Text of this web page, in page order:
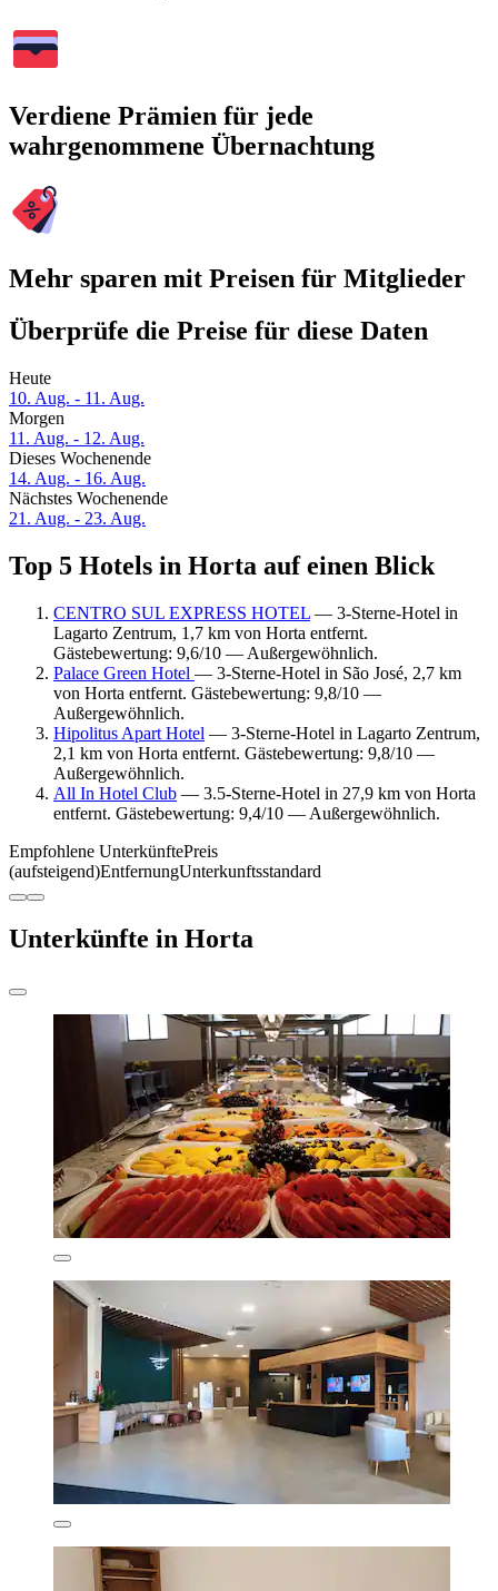
Verdiene Prämien für jede
wahrgenommene Übernachtung
Mehr sparen mit Preisen für Mitglieder
Überprüfe die Preise für diese Daten
Heute
10. Aug. - 11. Aug.
Morgen
11. Aug. - 12. Aug.
Dieses Wochenende
14. Aug. - 16. Aug.
Nächstes Wochenende
21. Aug. - 23. Aug.
Top 5 Hotels in Horta auf einen Blick
CENTRO SUL EXPRESS HOTEL — 3-Sterne-Hotel in
Lagarto Zentrum, 1,7 km von Horta entfernt.
Gästebewertung: 9,6/10 — Außergewöhnlich.
Palace Green Hotel — 3-Sterne-Hotel in São José, 2,7 km
von Horta entfernt. Gästebewertung: 9,8/10 —
Außergewöhnlich.
Hipolitus Apart Hotel — 3-Sterne-Hotel in Lagarto Zentrum,
2,1 km von Horta entfernt. Gästebewertung: 9,8/10 —
Außergewöhnlich.
All In Hotel Club — 3.5-Sterne-Hotel in 27,9 km von Horta
entfernt. Gästebewertung: 9,4/10 — Außergewöhnlich.
Empfohlene UnterkünftePreis
(aufsteigend)EntfernungUnterkunftsstandard
Unterkünfte in Horta